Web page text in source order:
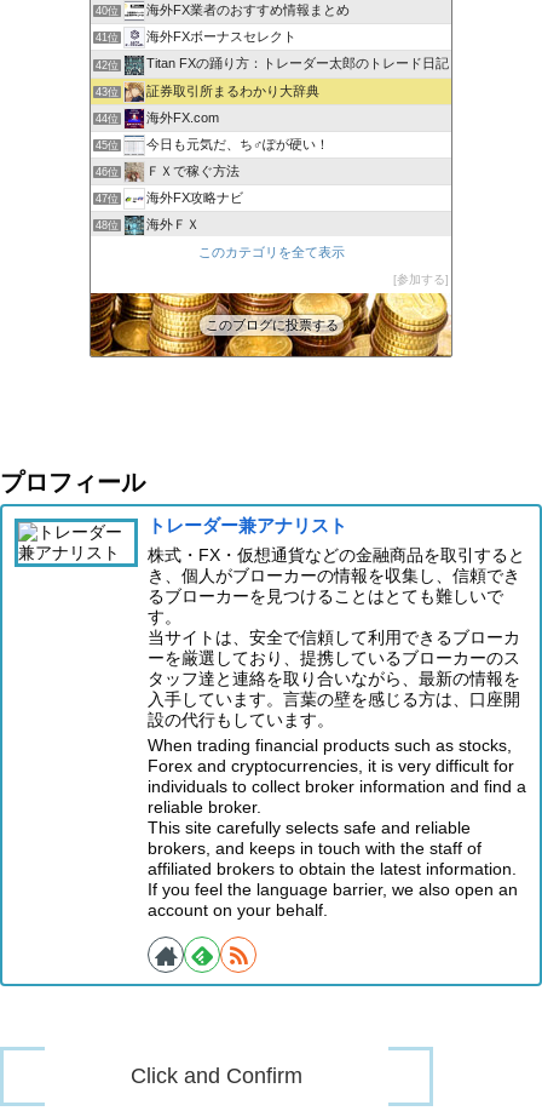
40位 海外FX業者のおすすめ情報まとめ
41位 海外FXボーナスセレクト
42位 Titan FXの踊り方：トレーダー太郎のトレード日記
43位 証券取引所まるわかり大辞典
44位 海外FX.com
45位 今日も元気だ、ち♂ぽが硬い！
46位 ＦＸで稼ぐ方法
47位 海外FX攻略ナビ
48位 海外ＦＸ
XM口座開設方法2022
このカテゴリを全て表示
参加する
このブログに投票する
プロフィール
トレーダー兼アナリスト
株式・FX・仮想通貨などの金融商品を取引すると
き、個人がブローカーの情報を収集し、信頼でき
るブローカーを見つけることはとても難しいで
す。
当サイトは、安全で信頼して利用できるブローカ
ーを厳選しており、提携しているブローカーのス
タッフ達と連絡を取り合いながら、最新の情報を
入手しています。言葉の壁を感じる方は、口座開
設の代行もしています。
When trading financial products such as stocks,
Forex and cryptocurrencies, it is very difficult for
individuals to collect broker information and find a
reliable broker.
This site carefully selects safe and reliable
brokers, and keeps in touch with the staff of
affiliated brokers to obtain the latest information.
If you feel the language barrier, we also open an
account on your behalf.